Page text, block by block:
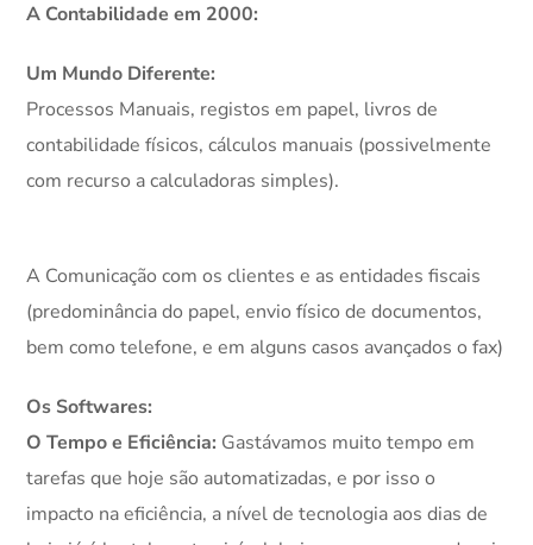
A Contabilidade em 2000:
Um Mundo Diferente:
Processos Manuais, registos em papel, livros de
contabilidade físicos, cálculos manuais (possivelmente
com recurso a calculadoras simples).
A Comunicação com os clientes e as entidades fiscais
(predominância do papel, envio físico de documentos,
bem como telefone, e em alguns casos avançados o fax)
Os Softwares:
O Tempo e Eficiência: Gastávamos muito tempo em
tarefas que hoje são automatizadas, e por isso o
impacto na eficiência, a nível de tecnologia aos dias de